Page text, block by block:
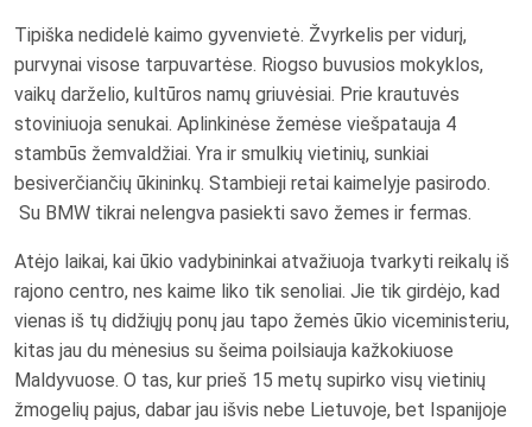
Tipiška nedidelė kaimo gyvenvietė. Žvyrkelis per vidurį,
purvynai visose tarpuvartėse. Riogso buvusios mokyklos,
vaikų darželio, kultūros namų griuvėsiai. Prie krautuvės
stoviniuoja senukai. Aplinkinėse žemėse viešpatauja 4
stambūs žemvaldžiai. Yra ir smulkių vietinių, sunkiai
besiverčiančių ūkininkų. Stambieji retai kaimelyje pasirodo.
Su BMW tikrai nelengva pasiekti savo žemes ir fermas.
Atėjo laikai, kai ūkio vadybininkai atvažiuoja tvarkyti reikalų iš
rajono centro, nes kaime liko tik senoliai. Jie tik girdėjo, kad
vienas iš tų didžiųjų ponų jau tapo žemės ūkio viceministeriu,
kitas jau du mėnesius su šeima poilsiauja kažkokiuose
Maldyvuose. O tas, kur prieš 15 metų supirko visų vietinių
žmogelių pajus, dabar jau išvis nebe Lietuvoje, bet Ispanijoje